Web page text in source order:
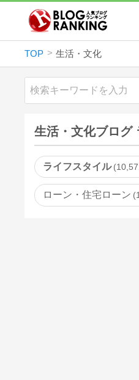
TOP 生活・文化
生活・文化ブログ
ライフスタイル
ローン・住宅ローン